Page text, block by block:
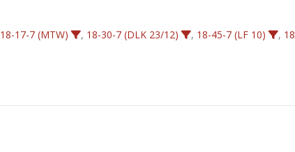
18-17-7 (MTW) , 18-30-7 (DLK 23/12) , 18-45-7 (LF 10) ,